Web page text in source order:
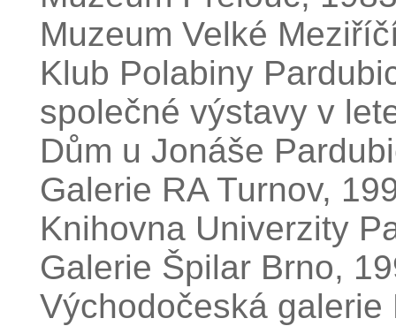
Muzeum Velké
Klub Polabiny
společné výstavy v
Dům u Jonáše
Galerie RA Turnov,
Knihovna Univerzity
Galerie Špilar Brno,
Východočeská galerie